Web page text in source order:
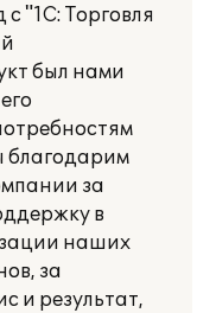
"1С: Торговля
был нами
благодарим
за
в
наших
за
и результат,